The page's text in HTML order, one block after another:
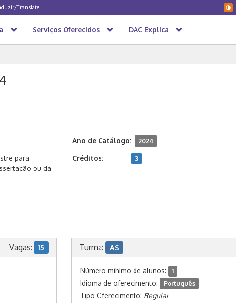
Translate
Serviços Oferecidos DAC Explica
para
ou da
Ano de Catálogo: 2024
Créditos: 3
Vagas: 15 Turma: AS
Número mínimo de alunos: 1
Idioma de oferecimento: Português
Tipo Oferecimento: Regular